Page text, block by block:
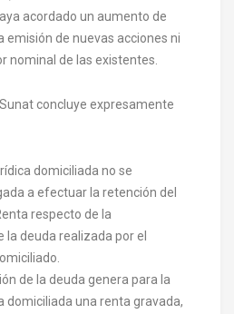
acordado un aumento de
emisión de nuevas acciones ni
nominal de las existentes.
concluye expresamente
domiciliada no se
a efectuar la retención del
respecto de la
la deuda realizada por el
de la deuda genera para la
domiciliada una renta gravada,